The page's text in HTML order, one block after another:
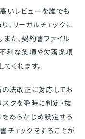
高いレビューを誰でも
、リーガルチェックに
た、契約書ファイル
利な条項や欠落条項
くれます。
の法改正に対応してお
スクを瞬時に判定・抜
をあらかじめ設定する
チェックをすることが